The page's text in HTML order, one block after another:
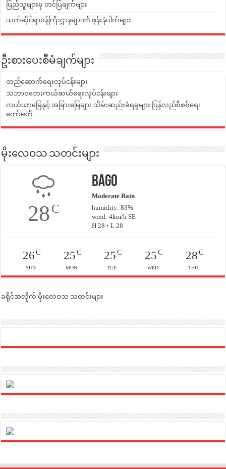
ပြည်သူများမှ တင်ပြချက်များ
သက်ဆိုင်ရာဝန်ကြီးဌာနများ၏ ဖုန်းနံပါတ်များ
ဦးစားပေးစီမံချက်များ
တည်ဆောက်ရေးလုပ်ငန်းများ
သဘာဝဘေးကယ်ဆယ်ရေးလုပ်ငန်းများ
လယ်ယာမြေနှင့် အခြားမြေများ သိမ်းဆည်းခံရမှုများ ပြန်လည်စီစစ်ရေး
ကော်မတီ
မိုးလေဝသ သတင်းများ
28C
Bago
Moderate Rain
humidity: 83%
wind: 4km/h SE
H 28 • L 28
26C
SUN
25C
MON
25 C
TUE
25C
WED
28C
THU
ခရိုင်အလိုက် မိုးလေဝသ သတင်းများ